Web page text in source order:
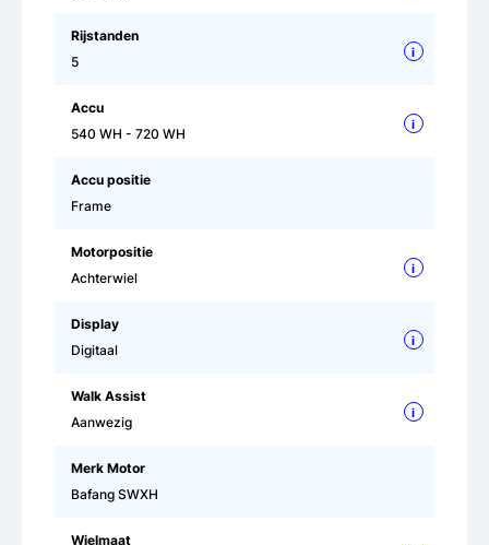
Rijstanden
5
i
Accu
540 WH - 720 WH
i
Accu positie
Frame
Motorpositie
Achterwiel
i
Display
Digitaal
i
Walk Assist
Aanwezig
i
Merk Motor
Bafang SWXH
Wielmaat